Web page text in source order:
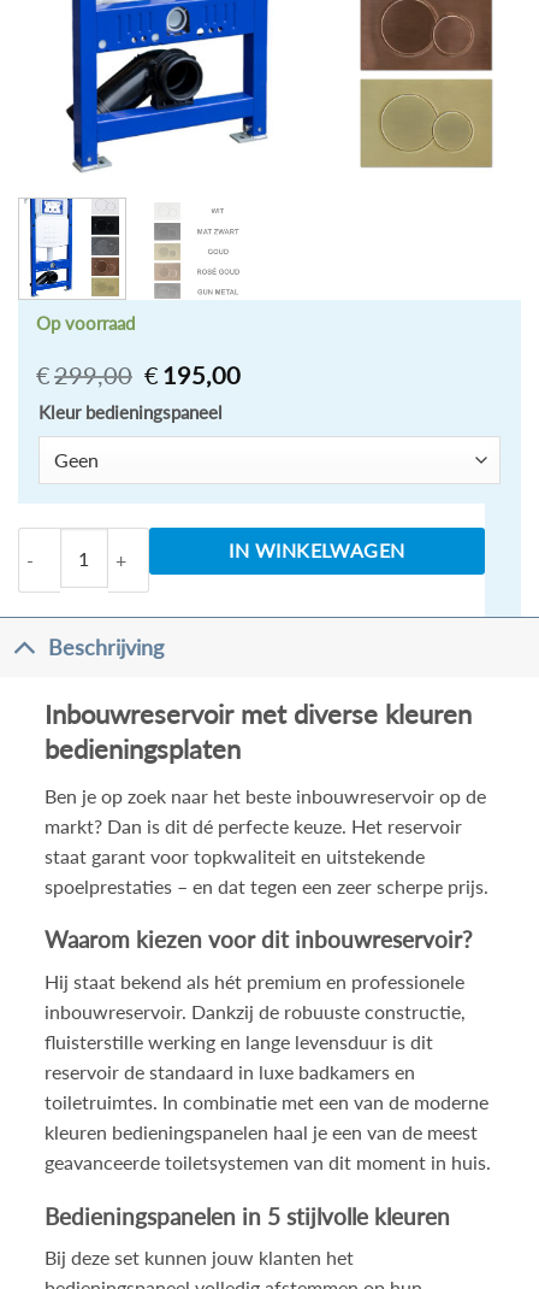
€299,00 Oorspronkelijke
prijs
was:
€299,00.
€ 195,00Huidige
Op voorraad
Kleur bedieningspaneel
Los inbouwreservoir evt met mat zwart | wit | gun
IN WINKELWAGEN
Beschrijving
Inbouwreservoir met diverse kleuren
bedieningsplaten
Ben je op zoek naar het beste inbouwreservoir op de
markt? Dan is dit dé perfecte keuze. Het reservoir
staat garant voor topkwaliteit en uitstekende
spoelprestaties – en dat tegen een zeer scherpe prijs.
Waarom kiezen voor dit inbouwreservoir?
Hij staat bekend als hét premium en professionele
inbouwreservoir. Dankzij de robuuste constructie,
fluisterstille werking en lange levensduur is dit
reservoir de standaard in luxe badkamers en
toiletruimtes. In combinatie met een van de moderne
kleuren bedieningspanelen haal je een van de meest
geavanceerde toiletsystemen van dit moment in huis.
Bedieningspanelen in 5 stijlvolle kleuren
Bij deze set kunnen jouw klanten het